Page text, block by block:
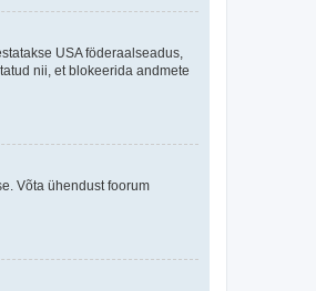
USA föderaalseadus,
nii, et blokeerida andmete
Võta ühendust foorum